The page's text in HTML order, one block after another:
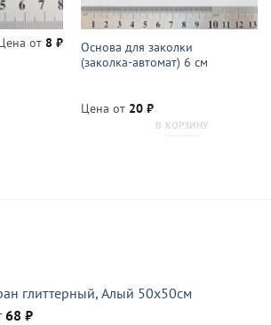
от 8₽
Основа для заколки
(заколка-автомат) 6 см
Цена от 20 ₽
В КОРЗИНУ
глиттерный, Алый 50x50см
68 ₽